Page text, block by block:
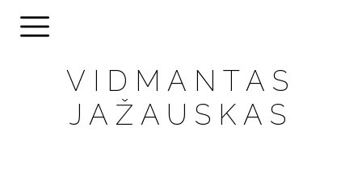
VIDMANTAS
JAŽAUSKAS